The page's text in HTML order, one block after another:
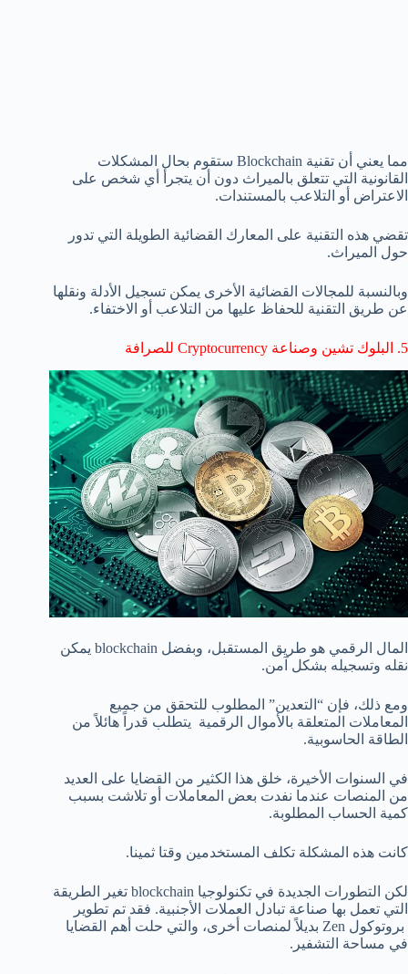
مما يعني أن تقنية Blockchain ستقوم بحال المشكلات
القانونية التي تتعلق بالميراث دون أن يتجرأ أي شخص على
الاعتراض أو التلاعب بالمستندات.
تقضي هذه التقنية على المعارك القضائية الطويلة التي تدور
حول الميراث.
وبالنسبة للمجالات القضائية الأخرى يمكن تسجيل الأدلة ونقلها
عن طريق التقنية للحفاظ عليها من التلاعب أو الاختفاء.
5. البلوك تشين وصناعة Cryptocurrency للصرافة
المال الرقمي هو طريق المستقبل، وبفضل blockchain يمكن
نقله وتسجيله بشكل آمن.
ومع ذلك، فإن “التعدين” المطلوب للتحقق من جميع
المعاملات المتعلقة بالأموال الرقمية يتطلب قدراً هائلاً من
الطاقة الحاسوبية.
في السنوات الأخيرة، خلق هذا الكثير من القضايا على العديد
من المنصات عندما نفدت بعض المعاملات أو تلاشت بسبب
كمية الحساب المطلوبة.
كانت هذه المشكلة تكلف المستخدمين وقتا ثمينا.
لكن التطورات الجديدة في تكنولوجيا blockchain تغير الطريقة
التي تعمل بها صناعة تبادل العملات الأجنبية. فقد تم تطوير
بروتوكول Zen بديلاً لمنصات أخرى، والتي حلت أهم القضايا
في مساحة التشفير.